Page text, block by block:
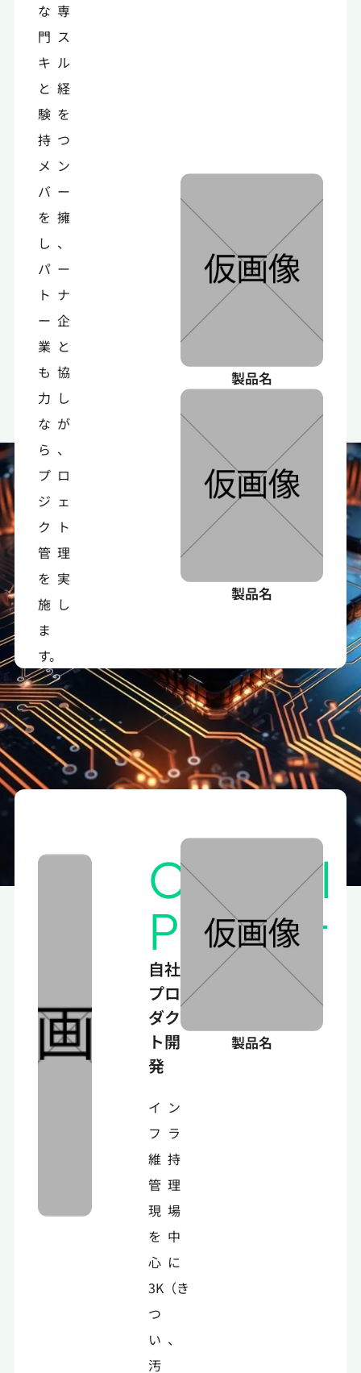
な専
門ス
キル
と経
験を
持つ
メン
バー
を擁
し、
パー
トナ
ー企
業と
も協
力し
なが
ら、
プロ
ジェ
クト
管理
を実
施し
ま
す。
製品名
製品名
Original
Product
自社
プロ
ダク
ト開
発
イン
フラ
維持
管理
現場
を中
心に
3K（き
つ
い、
汚
製品名